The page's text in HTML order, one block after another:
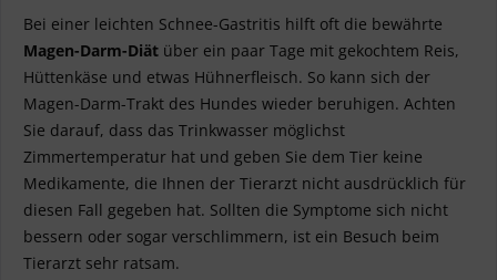
Bei einer leichten Schnee-Gastritis hilft oft die bewährte
Magen-Darm-Diät über ein paar Tage mit gekochtem Reis,
Hüttenkäse und etwas Hühnerfleisch. So kann sich der
Magen-Darm-Trakt des Hundes wieder beruhigen. Achten
Sie darauf, dass das Trinkwasser möglichst
Zimmertemperatur hat und geben Sie dem Tier keine
Medikamente, die Ihnen der Tierarzt nicht ausdrücklich für
diesen Fall gegeben hat. Sollten die Symptome sich nicht
bessern oder sogar verschlimmern, ist ein Besuch beim
Tierarzt sehr ratsam.